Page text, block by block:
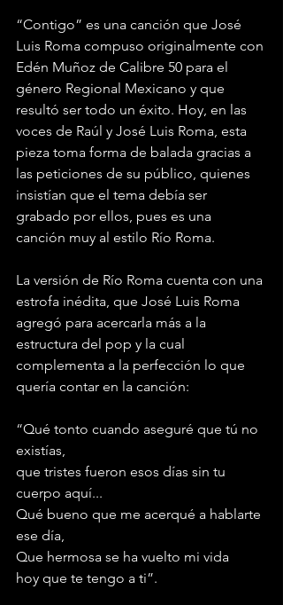
“Contigo” es una canción que José
Luis Roma compuso originalmente con
Edén Muñoz de Calibre 50 para el
género Regional Mexicano y que
resultó ser todo un éxito. Hoy, en las
voces de Raúl y José Luis Roma, esta
pieza toma forma de balada gracias a
las peticiones de su público, quienes
insistían que el tema debía ser
grabado por ellos, pues es una
canción muy al estilo Río Roma.
La versión de Río Roma cuenta con una
estrofa inédita, que José Luis Roma
agregó para acercarla más a la
estructura del pop y la cual
complementa a la perfección lo que
quería contar en la canción:
“Qué tonto cuando aseguré que tú no
existías,
que tristes fueron esos días sin tu
cuerpo aquí...
Qué bueno que me acerqué a hablarte
ese día,
Que hermosa se ha vuelto mi vida
hoy que te tengo a ti”.